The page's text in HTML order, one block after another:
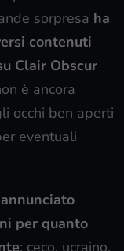
sorpresa ha
contenuti
Clair Obscur
è ancora
occhi ben aperti
eventuali
per quanto
: ceco, ucraino,